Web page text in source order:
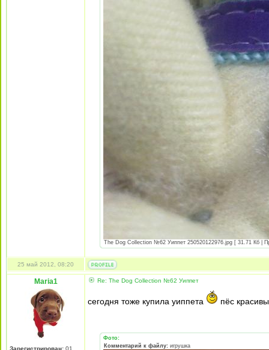
The Dog Collection №62 Уиппет 250520122976.jpg [ 31.71 Кб |
25 май 2012, 08:20
Maria1
Зарегистрирован: 01
Re: The Dog Collection №62 Уиппет
сегодня тоже купила уиппета пёс
Фото:
Комментарий к файлу: игрушка